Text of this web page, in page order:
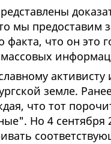
мы предоставим
факта, что он это
массовых
активисту
земле.
что тот
Но 4 сентября